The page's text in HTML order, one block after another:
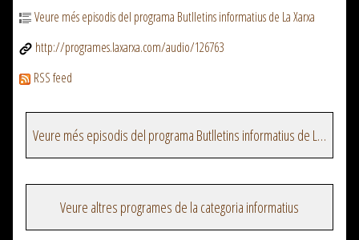
Veure més episodis del programa Butlletins informatius de La Xarxa
http://programes.laxarxa.com/audio/126763
RSS feed
Veure més episodis del programa Butlletins informatius de La Xarxa
Veure altres programes de la categoria informatius